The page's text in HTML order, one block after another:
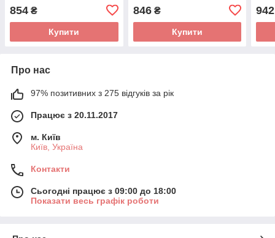
854 ₴
Купити
846₴
Купити
942
Про нас
97% позитивних з 275 відгуків за рік
Працює з 20.11.2017
м. Київ
Київ, Україна
Контакти
Сьогодні працює з 09:00 до 18:00
Показати весь графік роботи